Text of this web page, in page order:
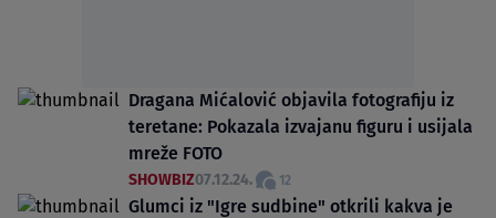
Dragana Mićalović objavila fotografiju iz
teretane: Pokazala izvajanu figuru i usijala
mreže FOTO
SHOWBIZ07.12.24. 12
Glumci iz "Igre sudbine" otkrili kakva je